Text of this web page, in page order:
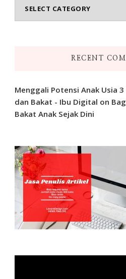
RECENT
Menggali Potensi Anak Usia
dan Bakat - Ibu Digital on
Bakat Anak Sejak Dini